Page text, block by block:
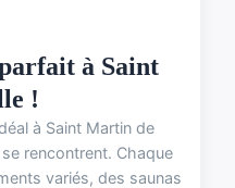
à Saint
!
à Saint Martin de
rencontrent. Chaque
variés, des saunas